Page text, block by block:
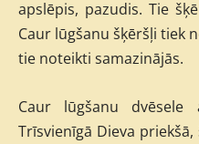
apslēpis, pazudis. Tie
Caur lūgšanu šķēršļi tiek
tie noteikti samazinājās.
Caur lūgšanu
Trīsvienīgā Dieva